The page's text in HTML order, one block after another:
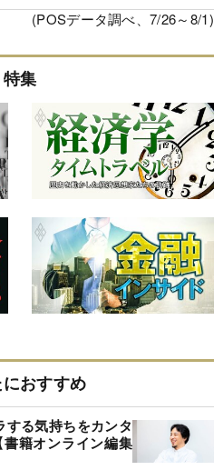
(POSデータ調べ、7/26～8/1)
特集
おすすめ
る気持ちをカンタ
籍オンライン編集